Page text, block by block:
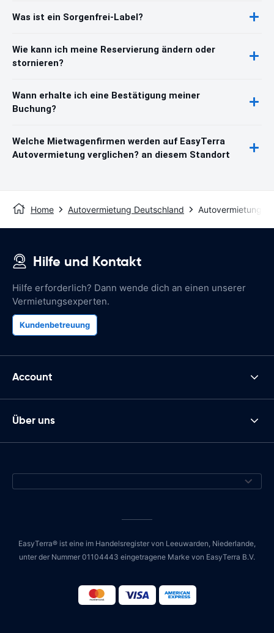
Was ist ein Sorgenfrei-Label?
Wie kann ich meine Reservierung ändern oder
stornieren?
Wann erhalte ich eine Bestätigung meiner
Buchung?
Welche Mietwagenfirmen werden auf EasyTerra
Autovermietung verglichen? an diesem Standort
Home Autovermietung Deutschland Autovermietung
Hilfe und Kontakt
Hilfe erforderlich? Dann wende dich an einen unserer
Vermietungsexperten.
Kundenbetreuung
Account
Über uns
EasyTerra® ist eine im Handelsregister von Leeuwarden, Niederlande,
unter der Nummer 01104443 eingetragene Marke von EasyTerra B.V.